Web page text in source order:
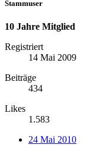
Stammuser
10 Jahre Mitglied
Registriert
14 Mai 2009
Beiträge
434
Likes
1.583
24 Mai 2010